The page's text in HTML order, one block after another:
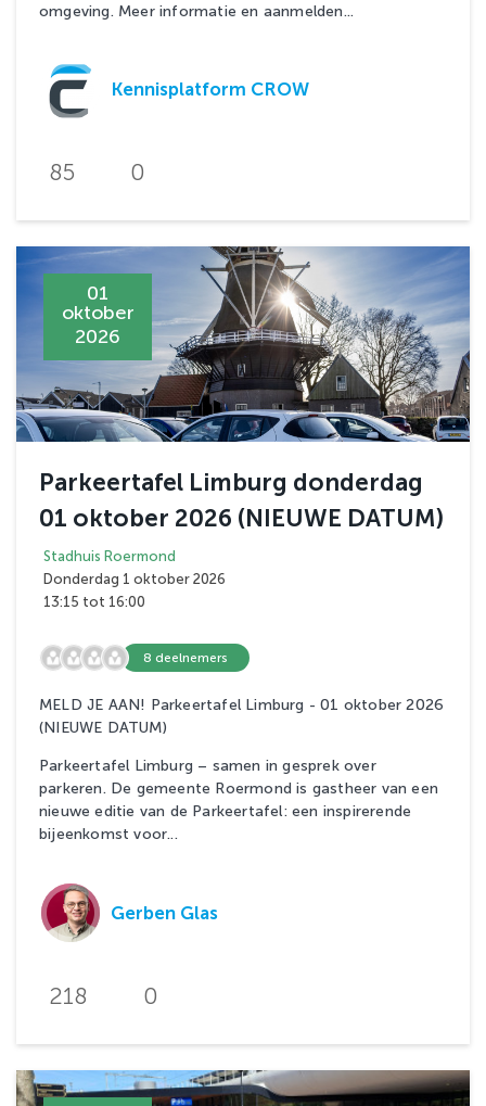
omgeving. Meer informatie en aanmelden...
Kennisplatform CROW
85 0
01
oktober
2026
Parkeertafel Limburg donderdag
01 oktober 2026 (NIEUWE DATUM)
Stadhuis Roermond
Donderdag 1 oktober 2026
13:15 tot 16:00
8 deelnemers
MELD JE AAN! Parkeertafel Limburg - 01 oktober 2026
(NIEUWE DATUM)
Parkeertafel Limburg – samen in gesprek over
parkeren. De gemeente Roermond is gastheer van een
nieuwe editie van de Parkeertafel: een inspirerende
bijeenkomst voor...
Gerben Glas
218 0